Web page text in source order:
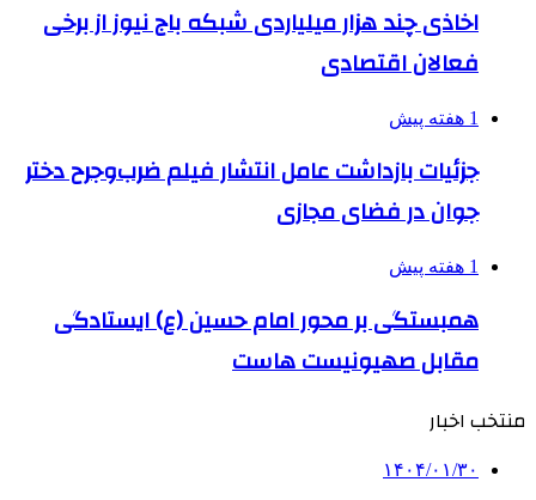
اخاذی چند هزار میلیاردی شبکه باج نیوز از برخی
فعالان اقتصادی
1 هفته پیش
جزئیات بازداشت عامل انتشار فیلم ضرب‌وجرح دختر
جوان در فضای مجازی
1 هفته پیش
همبستگی بر محور امام حسین (ع) ایستادگی
مقابل صهیونیست هاست
منتخب اخبار
۱۴۰۴/۰۱/۳۰